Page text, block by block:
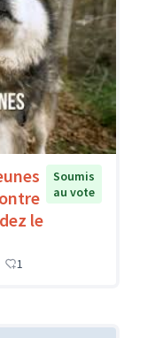
le
Soumis
au vote
1